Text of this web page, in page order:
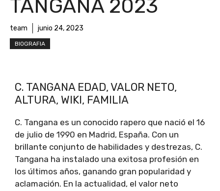
TANGANA 2023
team junio 24, 2023
BIOGRAFIA
C. TANGANA EDAD, VALOR NETO,
ALTURA, WIKI, FAMILIA
C. Tangana es un conocido rapero que nació el 16
de julio de 1990 en Madrid, España. Con un
brillante conjunto de habilidades y destrezas, C.
Tangana ha instalado una exitosa profesión en
los últimos años, ganando gran popularidad y
aclamación. En la actualidad, el valor neto